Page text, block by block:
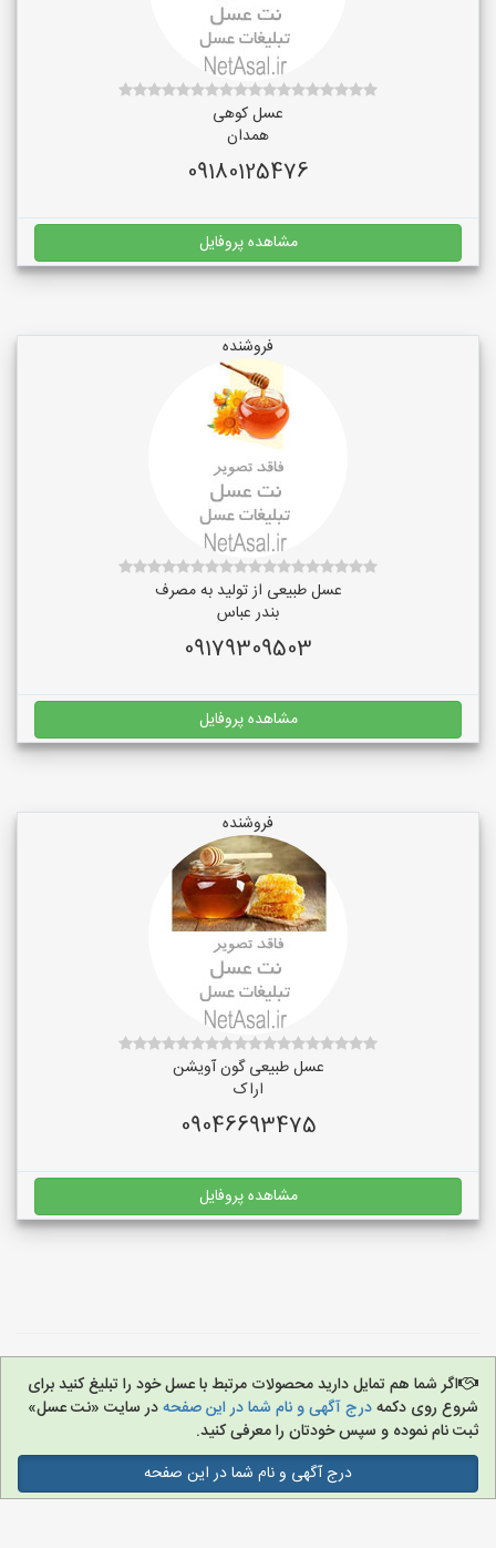
عسل کوهی
همدان
09180125476
مشاهده پروفایل
فروشنده
عسل طبیعی از تولید به مصرف
بندر عباس
09179309503
مشاهده پروفایل
فروشنده
عسل طبیعی گون آویشن
اراک
09046693475
مشاهده پروفایل
اگر شما هم تمایل دارید محصولات مرتبط با عسل خود را تبلیغ کنید برای
شروع روی دکمهدرج آگهی و نام شما در این صفحهدر سایت «نت عسل»
ثبت نام نموده و سپس خودتان را معرفی کنید.
درج آگهی و نام شما در این صفحه